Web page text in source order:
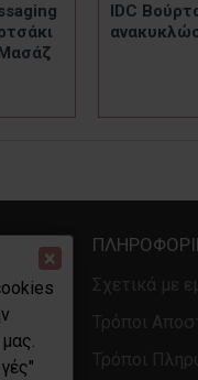
Μασάζ
IDC
Σχετικά με
Τρόποι
Τρόποι
×